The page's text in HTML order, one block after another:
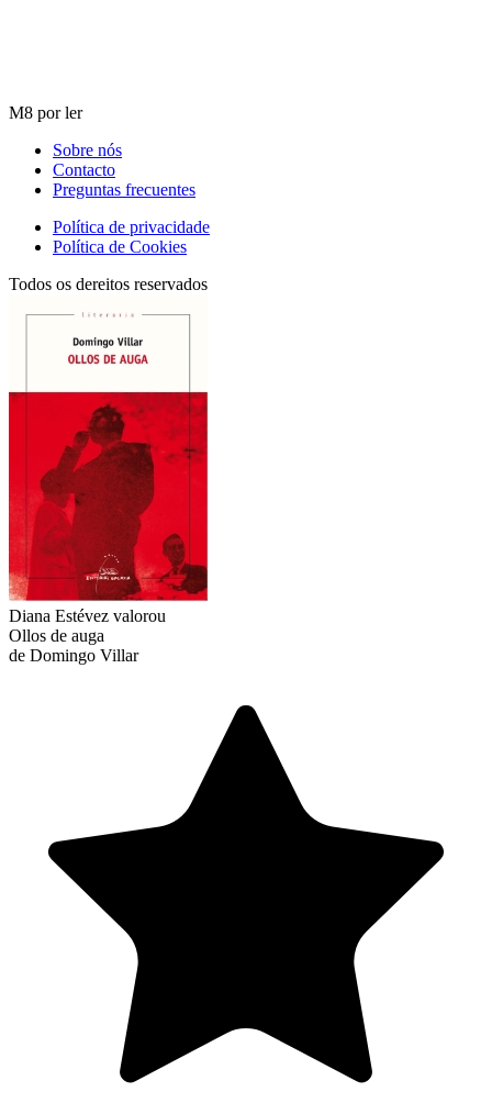
M8 por ler
Sobre nós
Contacto
Preguntas frecuentes
Política de privacidade
Política de Cookies
Todos os dereitos reservados
Diana Estévez valorou
Ollos de auga
de Domingo Villar